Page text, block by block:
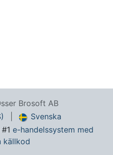
Brosoft AB
Svenska
#1e-handelssystem med
källkod